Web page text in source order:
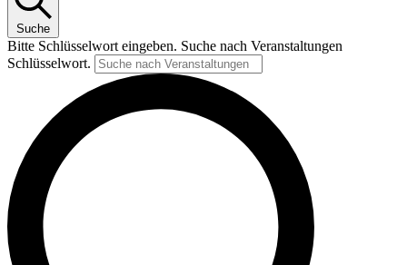
Suche
Bitte Schlüsselwort eingeben. Suche nach Veranstaltungen
Schlüsselwort.